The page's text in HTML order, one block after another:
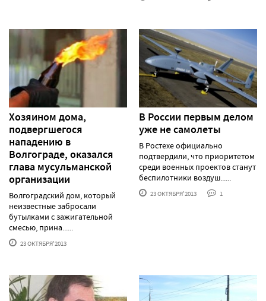
Хозяином дома,
подвергшегося
нападению в
Волгограде, оказался
глава мусульманской
организации
Волгоградский дом, который
неизвестные забросали
бутылками с зажигательной
смесью, прина......
23 ОКТЯБРЯ'2013
В России первым делом
уже не самолеты
В Ростехе официально
подтвердили, что приоритетом
среди военных проектов станут
беспилотники воздуш......
23 ОКТЯБРЯ'2013 1